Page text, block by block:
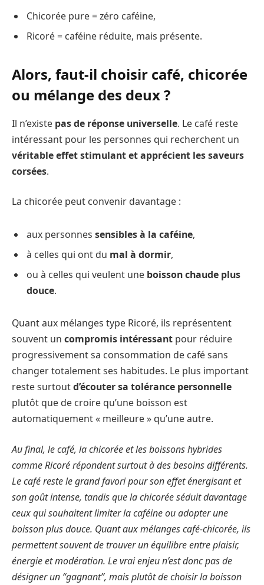
Chicorée pure = zéro caféine,
Ricoré = caféine réduite, mais présente.
Alors, faut-il choisir café, chicorée
ou mélange des deux ?
Il n’existe pas de réponse universelle. Le café reste
intéressant pour les personnes qui recherchent un
véritable effet stimulant et apprécient les saveurs
corsées.
La chicorée peut convenir davantage :
aux personnes sensibles à la caféine,
à celles qui ont du mal à dormir,
ou à celles qui veulent une boisson chaude plus
douce.
Quant aux mélanges type Ricoré, ils représentent
souvent un compromis intéressant pour réduire
progressivement sa consommation de café sans
changer totalement ses habitudes. Le plus important
reste surtoutd’écouter sa tolérance personnelle
plutôt que de croire qu’une boisson est
automatiquement « meilleure » qu’une autre.
Au final, le café, la chicorée et les boissons hybrides
comme Ricoré répondent surtout à des besoins différents.
Le café reste le grand favori pour son effet énergisant et
son goût intense, tandis que la chicorée séduit davantage
ceux qui souhaitent limiter la caféine ou adopter une
boisson plus douce. Quant aux mélanges café-chicorée, ils
permettent souvent de trouver un équilibre entre plaisir,
énergie et modération. Le vrai enjeu n’est donc pas de
désigner un “gagnant”, mais plutôt de choisir la boisson